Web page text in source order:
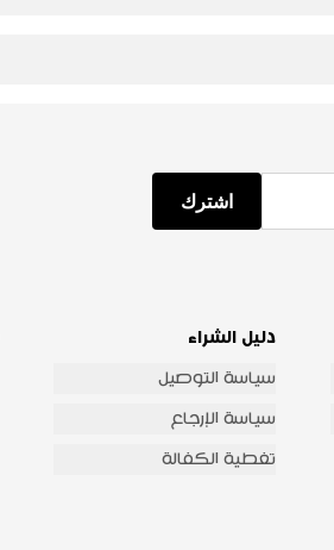
اشترك
دليل الشراء
سياسة التوصيل
سياسة الإرجاع
تغطية الكفالة